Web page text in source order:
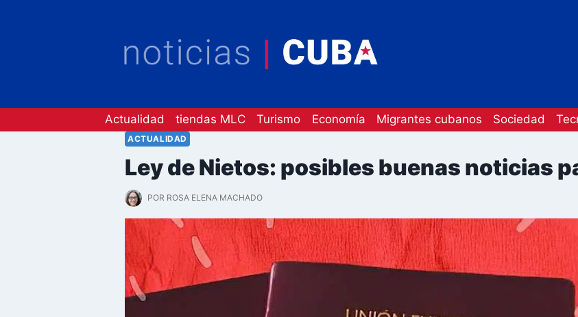
Actualidad tiendas MLC Turismo Economía Migrantes cubanos Sociedad
ACTUALIDAD
Ley de Nietos: posibles buenas noticias
POR ROSA ELENA MACHADO